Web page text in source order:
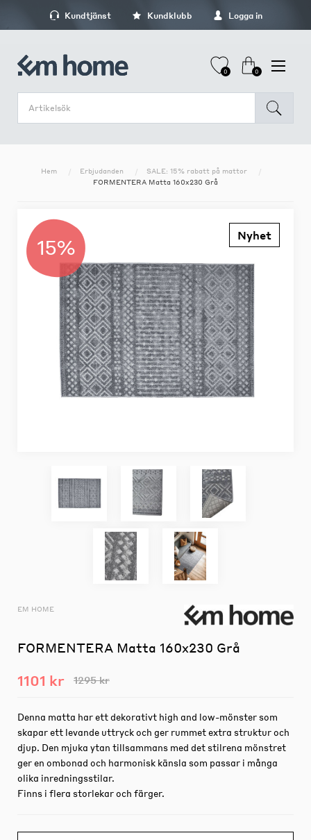
Kundtjänst Kundklubb Logga in
0 0
Hem Erbjudanden
SALE: 15% rabatt på mattor
FORMENTERA Matta 160x230 Grå
15% Nyhet
EM HOME
FORMENTERA Matta 160x230 Grå
1101 kr 1295 kr
Denna matta har ett dekorativt high and low-mönster som
skapar ett levande uttryck och ger rummet extra struktur och
djup. Den mjuka ytan tillsammans med det stilrena mönstret
ger en ombonad och harmonisk känsla som passar i många
olika inredningsstilar.
Finns i flera storlekar och färger.